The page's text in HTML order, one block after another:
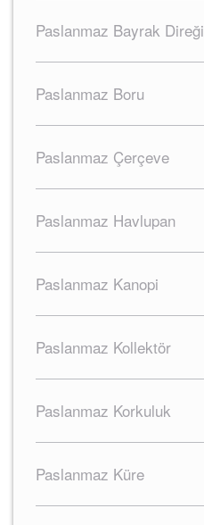
Paslanmaz Bayrak Direği
Paslanmaz Boru
Paslanmaz Çerçeve
Paslanmaz Havlupan
Paslanmaz Kanopi
Paslanmaz Kollektör
Paslanmaz Korkuluk
Paslanmaz Küre